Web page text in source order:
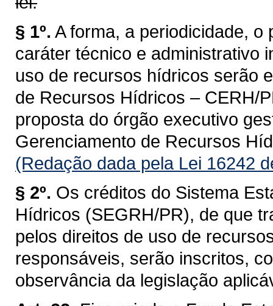
§ 1º. A forma, a periodicidade,
caráter técnico e administrativo
uso de recursos hídricos serão
de Recursos Hídricos – CERH/
proposta do órgão executivo
Gerenciamento de Recursos
(Redação dada pela Lei 16242
§ 2º. Os créditos do Sistema
Hídricos (SEGRH/PR), de que
pelos direitos de uso de
responsáveis, serão inscritos,
observância da legislação